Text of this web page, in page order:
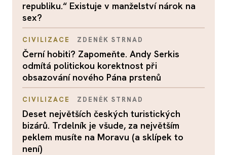
republiku.“ Existuje v manželství nárok na
sex?
CIVILIZACE ZDENĚK STRNAD
Černí hobiti? Zapomeňte. Andy Serkis
odmítá politickou korektnost při
obsazování nového Pána prstenů
CIVILIZACE ZDENĚK STRNAD
Deset největších českých turistických
bizárů. Trdelník je všude, za největším
peklem musíte na Moravu (a sklípek to
není)